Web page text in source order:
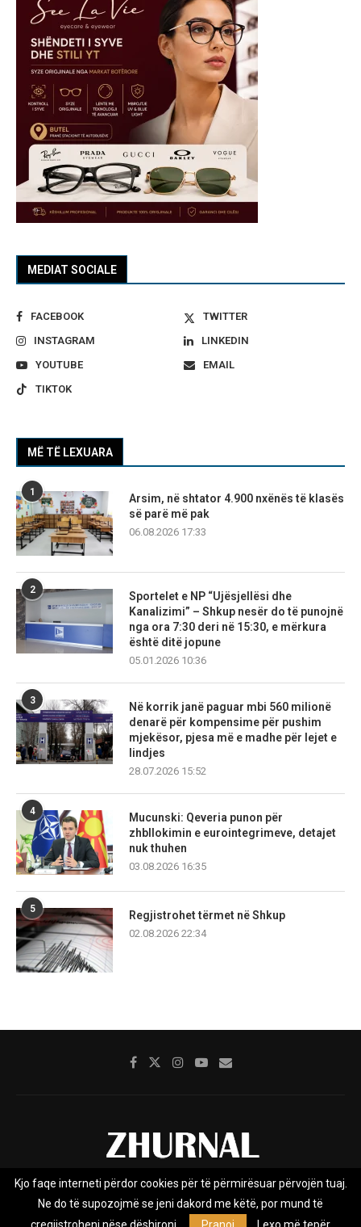
MEDIAT SOCIALE
FACEBOOK
TWITTER
INSTAGRAM
LINKEDIN
YOUTUBE
EMAIL
TIKTOK
MË TË LEXUARA
1
Arsim, në shtator 4.900 nxënës të klasës
së parë më pak
06.08.2026 17:33
2
Sportelet e NP “Ujësjellësi dhe
Kanalizimi” – Shkup nesër do të punojnë
nga ora 7:30 deri në 15:30, e mërkura
është ditë jopune
05.01.2026 10:36
3
Në korrik janë paguar mbi 560 milionë
denarë për kompensime për pushim
mjekësor, pjesa më e madhe për lejet e
lindjes
28.07.2026 15:52
4
Mucunski: Qeveria punon për
zhbllokimin e eurointegrimeve, detajet
nuk thuhen
03.08.2026 16:35
5
Regjistrohet tërmet në Shkup
02.08.2026 22:34
Rreth nesh Impresumi Marketing
Privacy Policy
Kjo faqe interneti përdor cookies për të përmirësuar përvojën tuaj.
Ne do të supozojmë se jeni dakord me këtë, por mund të